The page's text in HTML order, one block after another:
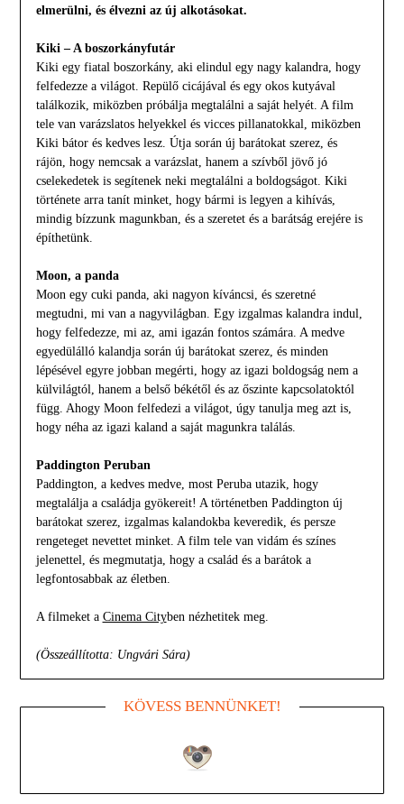
elmerülni, és élvezni az új alkotásokat.
Kiki – A boszorkányfutár
Kiki egy fiatal boszorkány, aki elindul egy nagy kalandra, hogy
felfedezze a világot. Repülő cicájával és egy okos kutyával
találkozik, miközben próbálja megtalálni a saját helyét. A film
tele van varázslatos helyekkel és vicces pillanatokkal, miközben
Kiki bátor és kedves lesz. Útja során új barátokat szerez, és
rájön, hogy nemcsak a varázslat, hanem a szívből jövő jó
cselekedetek is segítenek neki megtalálni a boldogságot. Kiki
története arra tanít minket, hogy bármi is legyen a kihívás,
mindig bízzunk magunkban, és a szeretet és a barátság erejére is
építhetünk.
Moon, a panda
Moon egy cuki panda, aki nagyon kíváncsi, és szeretné
megtudni, mi van a nagyvilágban. Egy izgalmas kalandra indul,
hogy felfedezze, mi az, ami igazán fontos számára. A medve
egyedülálló kalandja során új barátokat szerez, és minden
lépésével egyre jobban megérti, hogy az igazi boldogság nem a
külvilágtól, hanem a belső békétől és az őszinte kapcsolatoktól
függ. Ahogy Moon felfedezi a világot, úgy tanulja meg azt is,
hogy néha az igazi kaland a saját magunkra találás.
Paddington Peruban
Paddington, a kedves medve, most Peruba utazik, hogy
megtalálja a családja gyökereit! A történetben Paddington új
barátokat szerez, izgalmas kalandokba keveredik, és persze
rengeteget nevettet minket. A film tele van vidám és színes
jelenettel, és megmutatja, hogy a család és a barátok a
legfontosabbak az életben.
A filmeket a Cinema Cityben nézhetitek meg.
(Összeállította: Ungvári Sára)
KÖVESS BENNÜNKET!